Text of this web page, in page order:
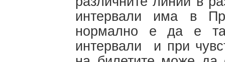
интервали има в
нормално е да е
интервали и при